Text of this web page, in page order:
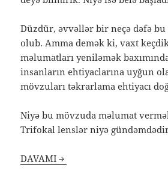
Düzdür, əvvəllər bir neçə dəfə
olub. Amma demək ki, vaxt
məlumatları yeniləmək
insanların ehtiyaclarına uyğun
mövzuları təkrarlama ehtiyacı
Niyə bu mövzuda məlumat
Trifokal lenslər niyə
DAVAMI